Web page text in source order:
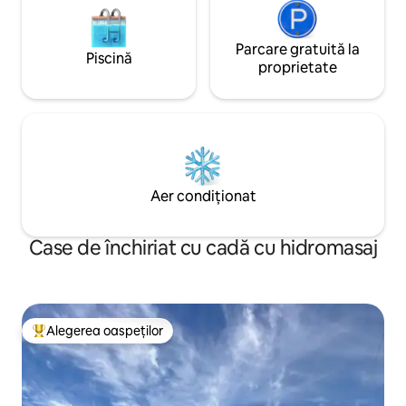
Piscină
Parcare gratuită la
proprietate
Aer condiționat
Case de închiriat cu cadă cu hidromasaj
Locuință din topul categoriei Alegerea oaspeților
Alegerea oaspeților